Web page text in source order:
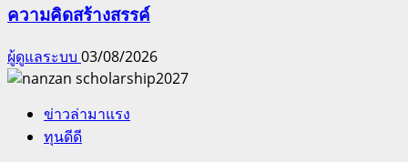
ความคิดสร้างสรรค์
ผู้ดูแลระบบ 03/08/2026
ข่าวล่ามาแรง
ทุนดีดี